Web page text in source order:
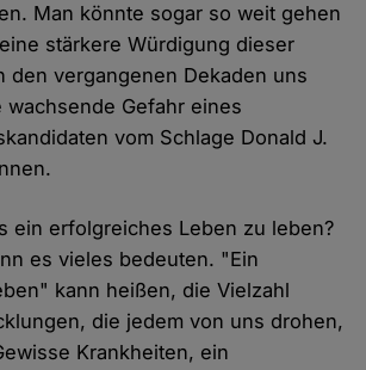
Man könnte sogar so weit gehen
stärkere Würdigung dieser
den vergangenen Dekaden uns
wachsende Gefahr eines
vom Schlage Donald J.
ein erfolgreiches Leben zu leben?
es vieles bedeuten. "Ein
kann heißen, die Vielzahl
die jedem von uns drohen,
Krankheiten, ein